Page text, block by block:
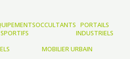
SPORTIFS
OCCULTANTS
PORTAILS
INDUSTRIELS
MOBILIER URBAIN